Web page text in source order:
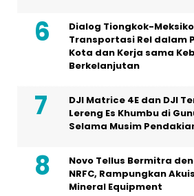
Dialog Tiongkok-
Transportasi Rel dalam
Kota dan Kerja sama
Berkelanjutan
DJI Matrice 4E dan DJI
Lereng Es Khumbu di
Selama Musim
Novo Tellus Bermitra
NRFC, Rampungkan
Mineral Equipment